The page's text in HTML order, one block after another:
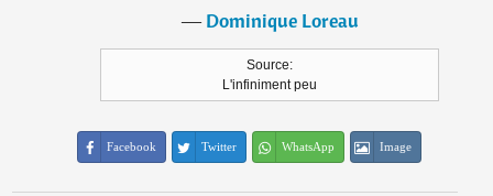
―Dominique Loreau
Source:
L'infiniment peu
Facebook Twitter WhatsApp Image